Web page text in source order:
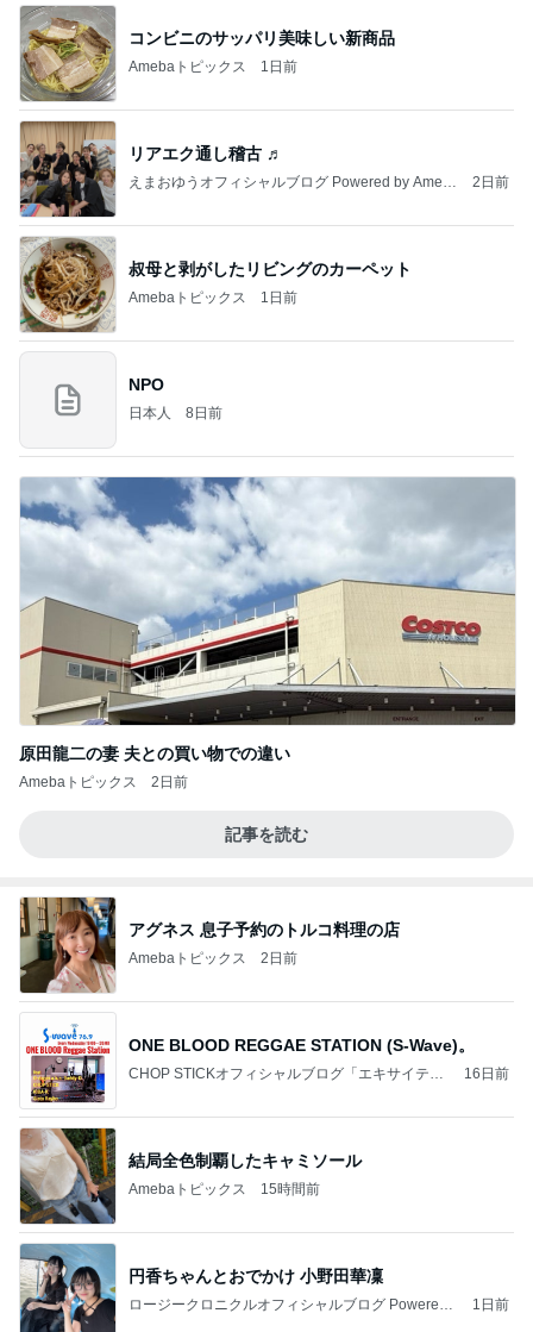
コンビニのサッパリ美味しい新商品
Amebaトピックス 1日前
リアエク通し稽古 ♬
えまおゆうオフィシャルブログ Powered by Ameb
2日前
叔母と剥がしたリビングのカーペット
Amebaトピックス 1日前
NPO
日本人 8日前
原田龍二の妻 夫との買い物での違い
Amebaトピックス 2日前
記事を読む
アグネス 息子予約のトルコ料理の店
Amebaトピックス 2日前
ONE BLOOD REGGAE STATION (S-Wave)。
CHOP STICKオフィシャルブログ「エキサイティ
16日前
結局全色制覇したキャミソール
Amebaトピックス 15時間前
円香ちゃんとおでかけ 小野田華凜
ロージークロニクルオフィシャルブログ Powered
1日前